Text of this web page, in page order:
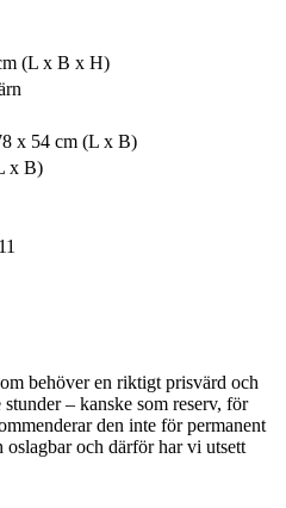
(L x B x H)
x 54 cm (L x B)
x B)
behöver en riktigt prisvärd och
– kanske som reserv, för
den inte för permanent
och därför har vi utsett